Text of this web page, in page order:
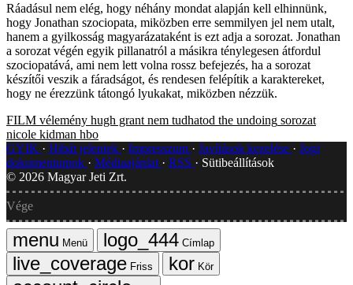
Ráadásul nem elég, hogy néhány mondat alapján kell elhinnünk,
hogy Jonathan szociopata, miközben erre semmilyen jel nem utalt,
hanem a gyilkosság magyarázataként is ezt adja a sorozat. Jonathan
a sorozat végén egyik pillanatról a másikra ténylegesen átfordul
szociopatává, ami nem lett volna rossz befejezés, ha a sorozat
készítői veszik a fáradságot, és rendesen felépítik a karaktereket,
hogy ne érezzünk tátongó lyukakat, miközben nézzük.
FILM vélemény hugh grant nem tudhatod the undoing sorozat
nicole kidman hbo
GYIK
Hibát jelentek Impresszum Javítások kezelése
Jogi
dokumentumok
Médiaajánlat RSS
Sütibeállítások
© 2026 Magyar Jeti Zrt.
Vége
Menü
Címlap
Friss
Kör